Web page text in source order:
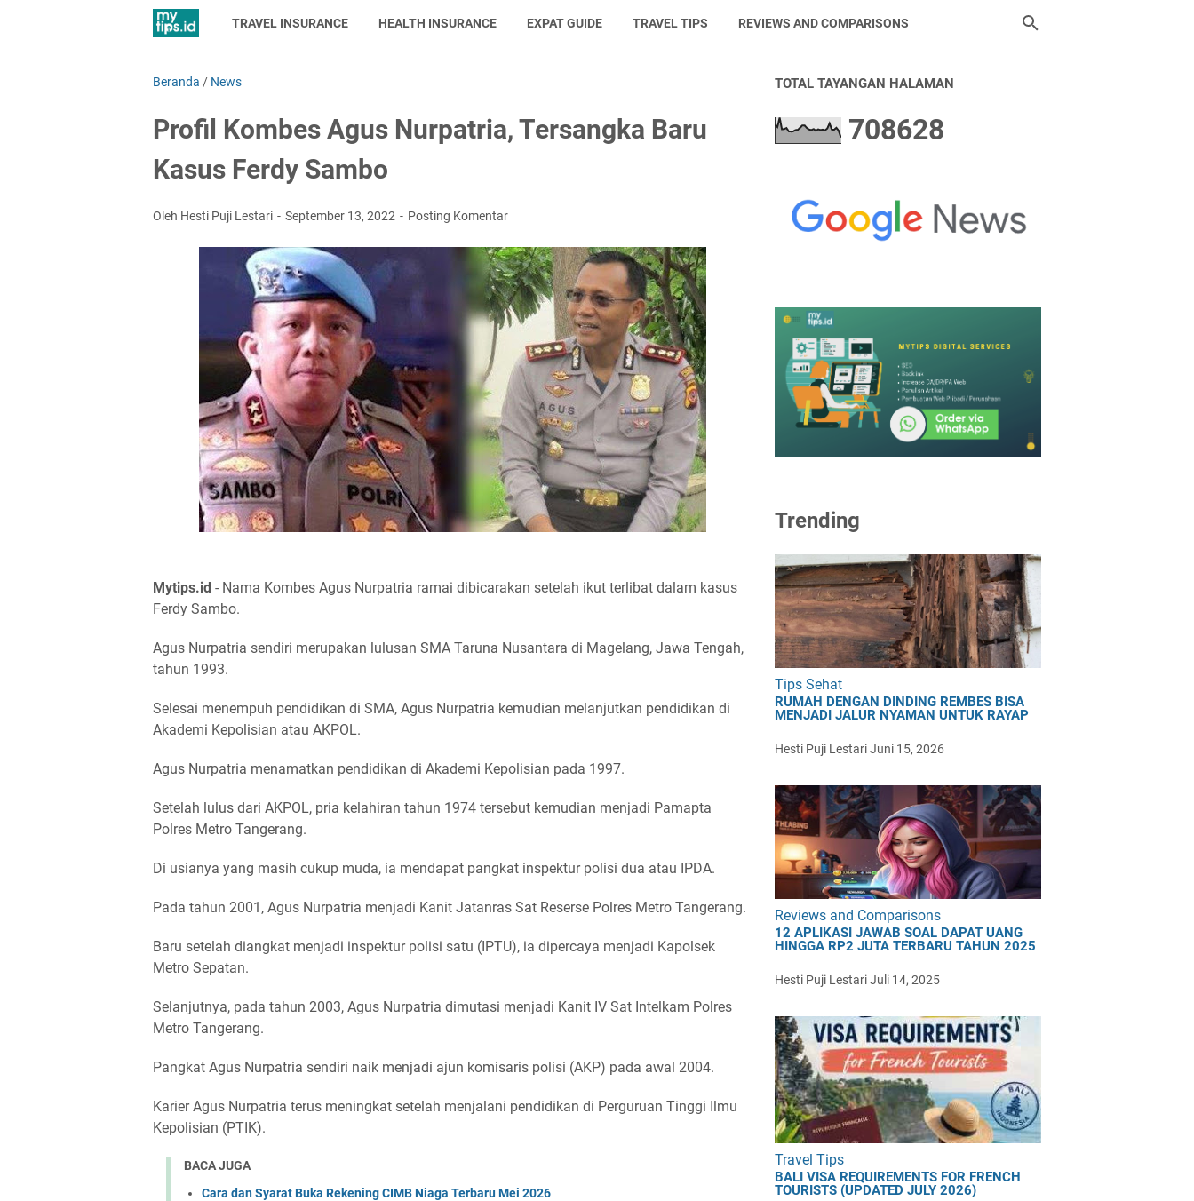
TRAVEL INSURANCE HEALTH INSURANCE EXPAT GUIDE TRAVEL TIPS REVIEWS AND COMPARISONS
Beranda / News
Profil Kombes Agus Nurpatria, Tersangka Baru
Kasus Ferdy Sambo
Oleh Hesti Puji Lestari September 13, 2022 Posting Komentar
Mytips.id - Nama Kombes Agus Nurpatria ramai dibicarakan setelah ikut terlibat dalam kasus
Ferdy Sambo.
Agus Nurpatria sendiri merupakan lulusan SMA Taruna Nusantara di Magelang, Jawa Tengah,
tahun 1993.
Selesai menempuh pendidikan di SMA, Agus Nurpatria kemudian melanjutkan pendidikan di
Akademi Kepolisian atau AKPOL.
Agus Nurpatria menamatkan pendidikan di Akademi Kepolisian pada 1997.
Setelah lulus dari AKPOL, pria kelahiran tahun 1974 tersebut kemudian menjadi Pamapta
Polres Metro Tangerang.
Di usianya yang masih cukup muda, ia mendapat pangkat inspektur polisi dua atau IPDA.
Pada tahun 2001, Agus Nurpatria menjadi Kanit Jatanras Sat Reserse Polres Metro Tangerang.
Baru setelah diangkat menjadi inspektur polisi satu (IPTU), ia dipercaya menjadi Kapolsek
Metro Sepatan.
Selanjutnya, pada tahun 2003, Agus Nurpatria dimutasi menjadi Kanit IV Sat Intelkam Polres
Metro Tangerang.
Pangkat Agus Nurpatria sendiri naik menjadi ajun komisaris polisi (AKP) pada awal 2004.
Karier Agus Nurpatria terus meningkat setelah menjalani pendidikan di Perguruan Tinggi Ilmu
Kepolisian (PTIK).
BACA JUGA
Cara dan Syarat Buka Rekening CIMB Niaga Terbaru Mei 2026
TOTAL TAYANGAN HALAMAN
708628
Trending
Tips Sehat
RUMAH DENGAN DINDING REMBES BISA
MENJADI JALUR NYAMAN UNTUK RAYAP
Hesti Puji LestariJuni 15, 2026
Reviews and Comparisons
12 APLIKASI JAWAB SOAL DAPAT UANG
HINGGA RP2 JUTA TERBARU TAHUN 2025
Hesti Puji LestariJuli 14, 2025
Travel Tips
BALI VISA REQUIREMENTS FOR FRENCH
TOURISTS (UPDATED JULY 2026)